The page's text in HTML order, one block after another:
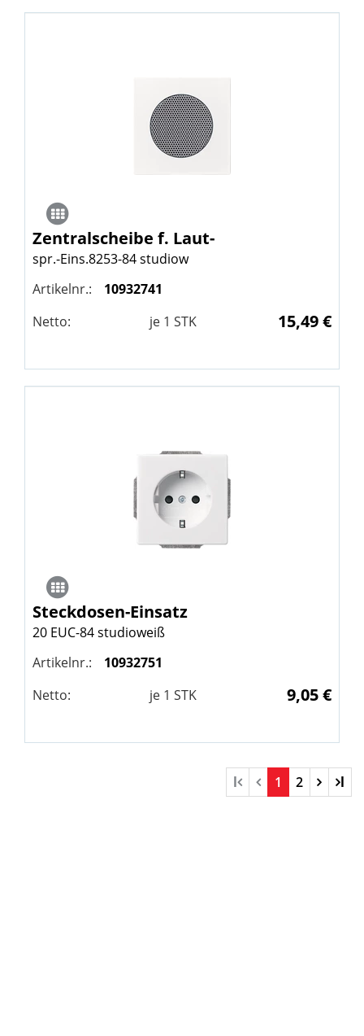
Zentralscheibe f. Laut-
spr.-Eins.8253-84 studiow
Artikelnr.:
10932741
Netto:
je 1 STK 15,49 €
Steckdosen-Einsatz
20 EUC-84 studioweiß
Artikelnr.:
10932751
Netto:
je 1 STK 9,05 €
l 1 2 l